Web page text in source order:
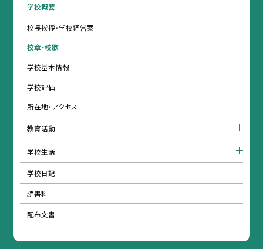
学校概要
校長挨拶・学校経営案
校章・校歌
学校基本情報
学校評価
所在地・アクセス
教育活動
学校生活
学校日記
読書科
配布文書